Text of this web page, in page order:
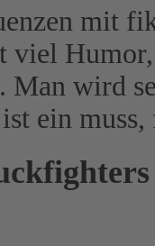
mit
viel
. Man wird
ist ein